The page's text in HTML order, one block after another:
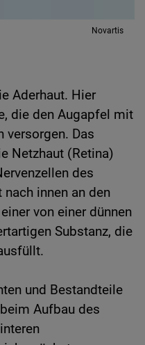
Novartis
Aderhaut. Hier
die den Augapfel mit
versorgen. Das
Netzhaut (Retina)
des
innen an den
von einer dünnen
Substanz, die
und Bestandteile
Aufbau des